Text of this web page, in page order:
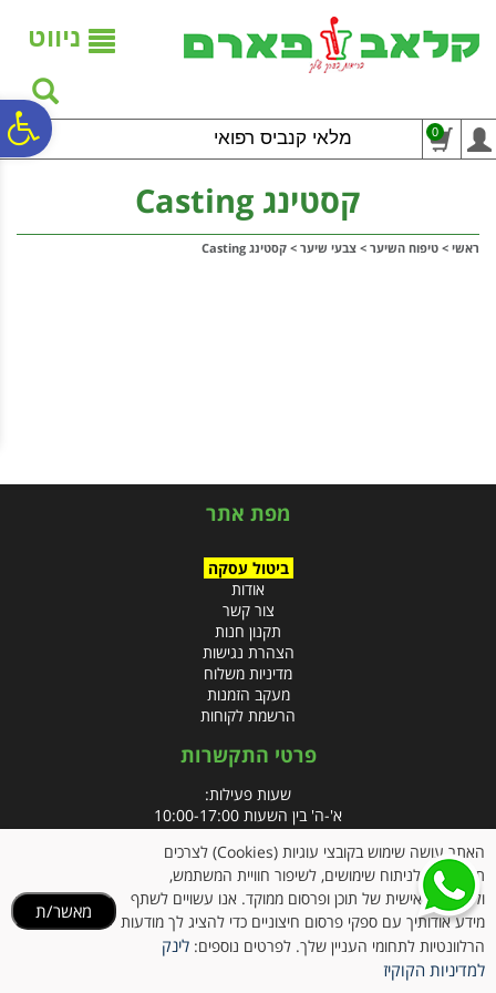
נגישות
אתר
המרכזי
ניווט
מלאי קנביס רפואי 0
קסטינג Casting
ראשי > טיפוח השיער > צבעי שיער > קסטינג Casting
מפת אתר
ביטול עסקה
אודות
צור קשר
תקנון חנות
הצהרת נגישות
מדיניות משלוח
מעקב הזמנות
הרשמת לקוחות
פרטי התקשרות
שעות פעילות:
א'-ה' בין השעות 10:00-17:00
טלפון:
פקס: 09-8666832
אימייל: info@clubpharm.co.il
כתובת : קניון M הדרך, צומת ינאי, מושב בית חירות 40291
האתר עושה שימוש בקובצי עוגיות (Cookies) לצרכים
תפעוליים, לניתוח שימושים, לשיפור חוויית המשתמש,
ולהתאמה אישית של תוכן ופרסום ממוקד. אנו עשויים לשתף
מידע אודותיך עם ספקי פרסום חיצוניים כדי להציג לך מודעות
הרלוונטיות לתחומי העניין שלך. לפרטים נוספים: לינק
למדיניות הקוקיז
מאשר/ת